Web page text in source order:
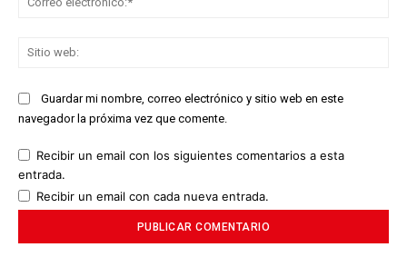
Guardar mi nombre, correo electrónico y sitio web en este
navegador la próxima vez que comente.
Recibir un email con los siguientes comentarios a esta
entrada.
Recibir un email con cada nueva entrada.